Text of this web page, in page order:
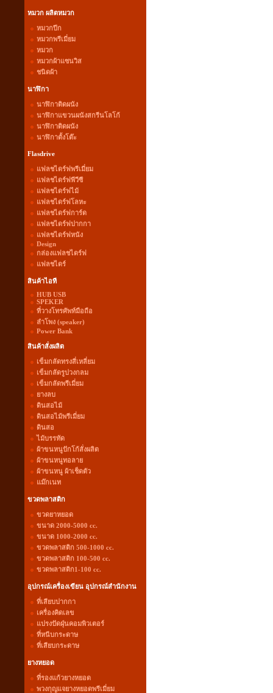
หมวก ผลิตหมวก
หมวกปีก
หมวกพรีเมี่ยม
หมวก
หมวกผ้าแซนวิส
ชนิดผ้า
นาฬิกา
นาฬิกาติดผนัง
นาฬิกาแขวนผนังสกรีนโลโก้
นาฬิกาติดผนัง
นาฬิกาตั้งโต๊ะ
Flasdrive
แฟลชไดร์ฟพรีเมี่ยม
แฟลชไดร์ฟพีวีซี
แฟลชไดร์ฟไม้
แฟลชไดร์ฟโลหะ
แฟลชไดร์ฟการ์ด
แฟลชไดร์ฟปากกา
แฟลชไดร์ฟหนัง
Design
กล่องแฟลชไดร์ฟ
แฟลชไดร์
สินค้าไอที
HUB USB
SPEKER
ที่วางโทรศัพท์มือถือ
ลำโพง (speaker)
Power Bank
สินค้าสั่งผลิต
เข็มกลัดทรงสี่เหลี่ยม
เข็มกลัดรูปวงกลม
เข็มกลัดพรีเมี่ยม
ยางลบ
ดินสอไม้
ดินสอไม้พรีเมี่ยม
ดินสอ
ไม้บรรทัด
ผ้าขนหนูปักโก้สั่งผลิต
ผ้าขนหนูทอลาย
ผ้าขนหนู ผ้าเช็ดตัว
แม๊กเนท
ขวดพลาสติก
ขวดยาหยอด
ขนาด 2000-5000 cc.
ขนาด 1000-2000 cc.
ขวดพลาสติก 500-1000 cc.
ขวดพลาสติก 100-500 cc.
ขวดพลาสติก1-100 cc.
อุปกรณ์เครื่องเขียน อุปกรณ์สำนักงาน
ที่เสียบปากกา
เครื่องคิดเลข
แปรงปัดฝุ่นคอมพิวเตอร์
ที่หนีบกระดาษ
ที่เสียบกระดาษ
ยางหยอด
ที่รองแก้วยางหยอด
พวงกุญแจยางหยอดพรีเมี่ยม